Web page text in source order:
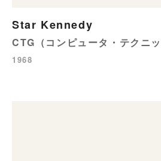
Star Kennedy
CTG（コンピュータ・テクニ
1968